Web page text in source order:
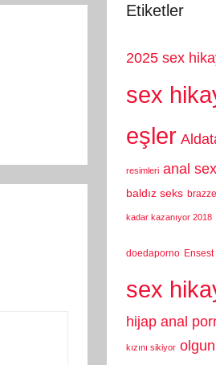
Etiketler
2025 sex
sex
eşler
resimleri anal sex
baldız seks
kadar kazanıyor 2018
doedaporno Ensest
sex
hijap anal
kızını sikiyor